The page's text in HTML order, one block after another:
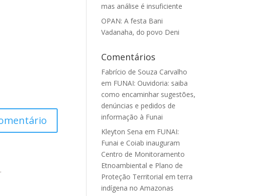
.
mas análise é insuficiente
OPAN: A festa Bani
Vadanaha, do povo Deni
Comentários
Fabrício de Souza Carvalho
em FUNAI: Ouvidoria: saiba
como encaminhar sugestões,
denúncias e pedidos de
informação à Funai
Kleyton Sena em FUNAI:
Funai e Coiab inauguram
Centro de Monitoramento
Etnoambiental e Plano de
Proteção Territorial em terra
indígena no Amazonas